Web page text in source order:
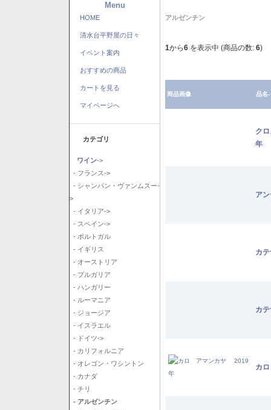
Menu
HOME
清水台平野屋の日々
イベント案内
おすすめの商品
カートを見る
マイページへ
カテゴリ
ワイン->
- フランス->
- シャンパン・ヴァンムスー-
>
- イタリア->
- スペイン->
- ポルトガル
- イギリス
- オーストリア
- ブルガリア
- ハンガリー
- ルーマニア
- ジョージア
- イスラエル
- ドイツ->
- カリフォルニア
- オレゴン・ワシントン
- カナダ
- チリ
- アルゼンチン
アルゼンチン
1から6 を表示中 (商品の数: 6)
商品画像 品名-
ク
年
ア
カ
カ
カ